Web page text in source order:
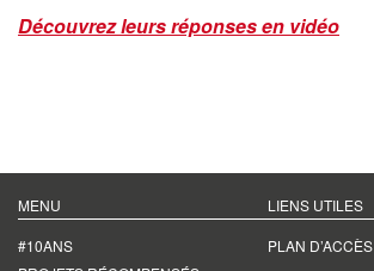
Découvrez leurs réponses en vidéo
MENU
#10ANS
LIENS UTILES
PLAN D’ACCÈS